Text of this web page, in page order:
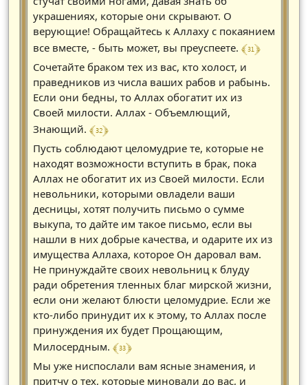
украшениях, которые они скрывают. О
верующие! Обращайтесь к Аллаху с покаянием
все вместе, - быть может, вы преуспеете. ﴾ 31 ﴿
Сочетайте браком тех из вас, кто холост, и
праведников из числа ваших рабов и рабынь.
Если они бедны, то Аллах обогатит их из
Своей милости. Аллах - Объемлющий,
Знающий. ﴾ 32 ﴿
Пусть соблюдают целомудрие те, которые не
находят возможности вступить в брак, пока
Аллах не обогатит их из Своей милости. Если
невольники, которыми овладели ваши
десницы, хотят получить письмо о сумме
выкупа, то дайте им такое письмо, если вы
нашли в них добрые качества, и одарите их из
имущества Аллаха, которое Он даровал вам.
Не принуждайте своих невольниц к блуду
ради обретения тленных благ мирской жизни,
если они желают блюсти целомудрие. Если же
кто-либо принудит их к этому, то Аллах после
принуждения их будет Прощающим,
Милосердным. ﴾ 33 ﴿
Мы уже ниспослали вам ясные знамения, и
притчу о тех, которые миновали до вас, и